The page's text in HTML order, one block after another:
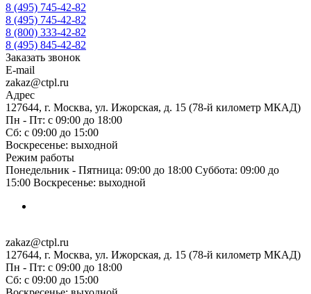
8 (495) 745-42-82
8 (495) 745-42-82
8 (800) 333-42-82
8 (495) 845-42-82
Заказать звонок
E-mail
zakaz@ctpl.ru
Адрес
127644, г. Москва, ул. Ижорская, д. 15 (78-й километр МКАД)
Пн - Пт: с 09:00 до 18:00
Сб: с 09:00 до 15:00
Воскресенье: выходной
Режим работы
Понедельник - Пятница: 09:00 до 18:00 Суббота: 09:00 до
15:00 Воскресенье: выходной
zakaz@ctpl.ru
127644, г. Москва, ул. Ижорская, д. 15 (78-й километр МКАД)
Пн - Пт: с 09:00 до 18:00
Сб: с 09:00 до 15:00